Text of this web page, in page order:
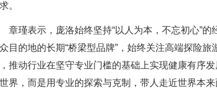
。
章瑾表示，庞洛始终坚持“以人为本，不忘初心”
目的地的长期“桥梁型品牌”，始终关注高端探险
推动行业在坚守专业门槛的基础上实现健康有序
界，而是用专业的探索与克制，带人走近世界本